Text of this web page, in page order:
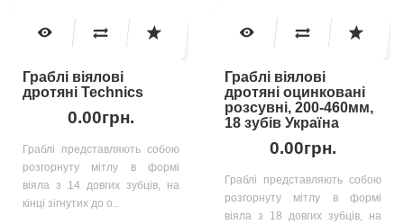
Граблі віялові
дротяні Technics
0.00грн.
Граблі представляють собою
розгорнуту мітлу в формі
віяла з 14 довгих зубців, на
кінці зігнутих до о..
Граблі віялові
дротяні оцинковані
розсувні, 200-460мм,
18 зубів Україна
0.00грн.
Граблі представляють собою
розгорнуту мітлу в формі
віяла з 18 довгих зубців, на